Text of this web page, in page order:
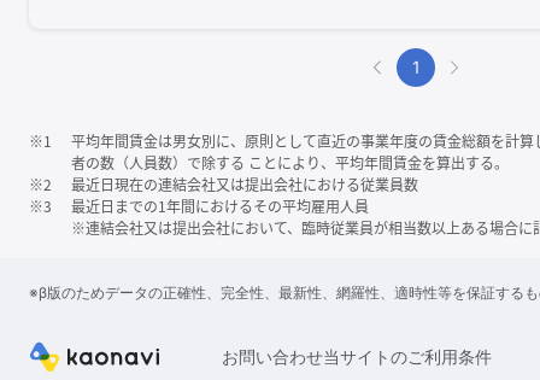
1
※1
平均年間賃金は男女別に、原則として直近の事業年度の賃金総額を計
者の数（人員数）で除する ことにより、平均年間賃金を算出する。
※2
最近日現在の連結会社又は提出会社における従業員数
※3
最近日までの1年間におけるその平均雇用人員
※連結会社又は提出会社において、臨時従業員が相当数以上ある場合に
※β版のためデータの正確性、完全性、最新性、網羅性、適時性等を保証する
お問い合わせ当サイトのご利用条件